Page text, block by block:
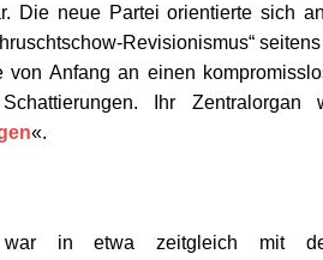
Die neue Partei orientierte sich
Revisionismus“
von Anfang an einen
Ihr
«.
in etwa zeitgleich mit